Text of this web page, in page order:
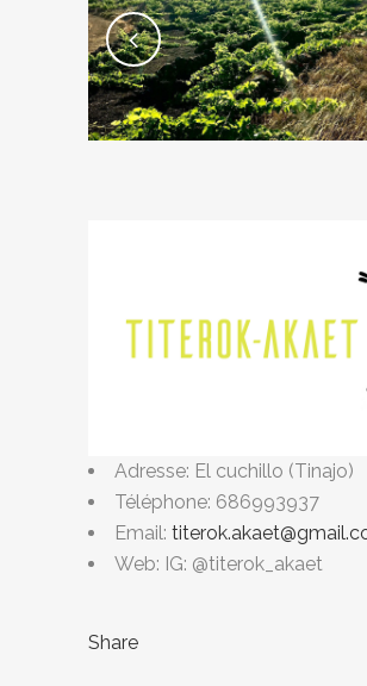
Adresse: El cuchillo (Tinajo)
Téléphone: 686993937
Email:
Web: IG: @titerok_akaet
Share